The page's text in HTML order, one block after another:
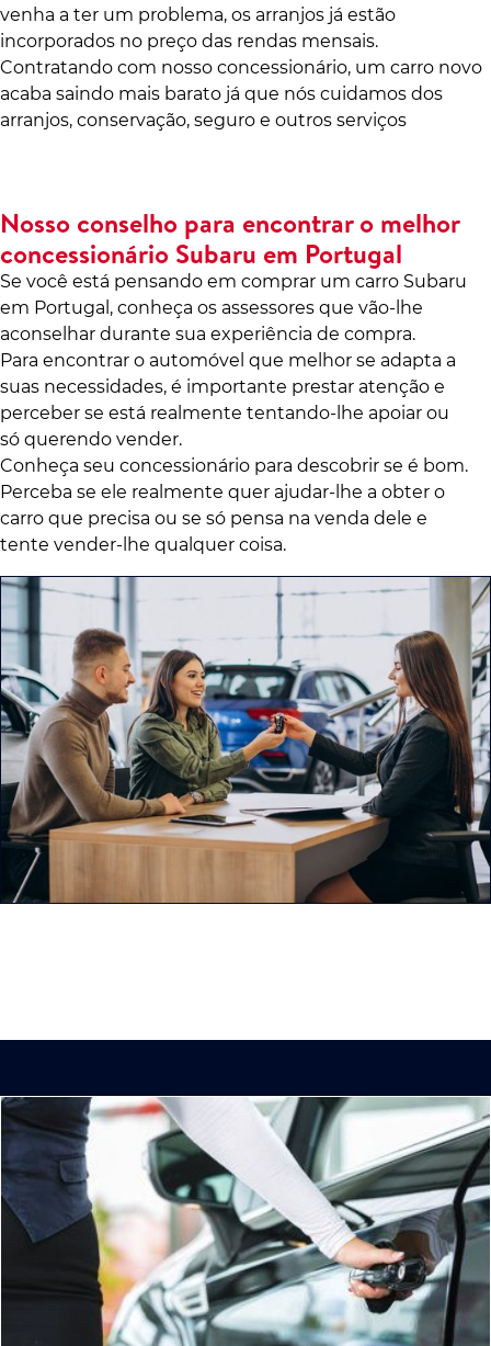
venha a ter um problema, os arranjos já estão
incorporados no preço das rendas mensais.
Contratando com nosso concessionário, um carro novo
acaba saindo mais barato já que nós cuidamos dos
arranjos, conservação, seguro e outros serviços
Nosso conselho para encontrar o melhor
concessionário Subaru em Portugal
Se você está pensando em comprar um carro Subaru
em Portugal, conheça os assessores que vão-lhe
aconselhar durante sua experiência de compra.
Para encontrar o automóvel que melhor se adapta a
suas necessidades, é importante prestar atenção e
perceber se está realmente tentando-lhe apoiar ou
só querendo vender.
Conheça seu concessionário para descobrir se é bom.
Perceba se ele realmente quer ajudar-lhe a obter o
carro que precisa ou se só pensa na venda dele e
tente vender-lhe qualquer coisa.